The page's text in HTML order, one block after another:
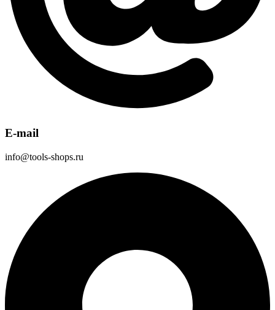
E-mail
info@tools-shops.ru